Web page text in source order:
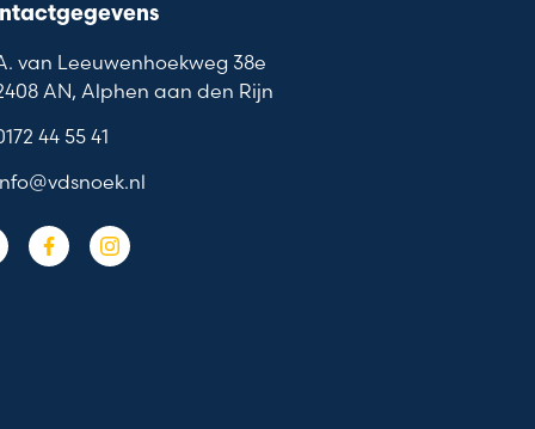
van Leeuwenhoekweg 38e
AN, Alphen aan den Rijn
44 55 41